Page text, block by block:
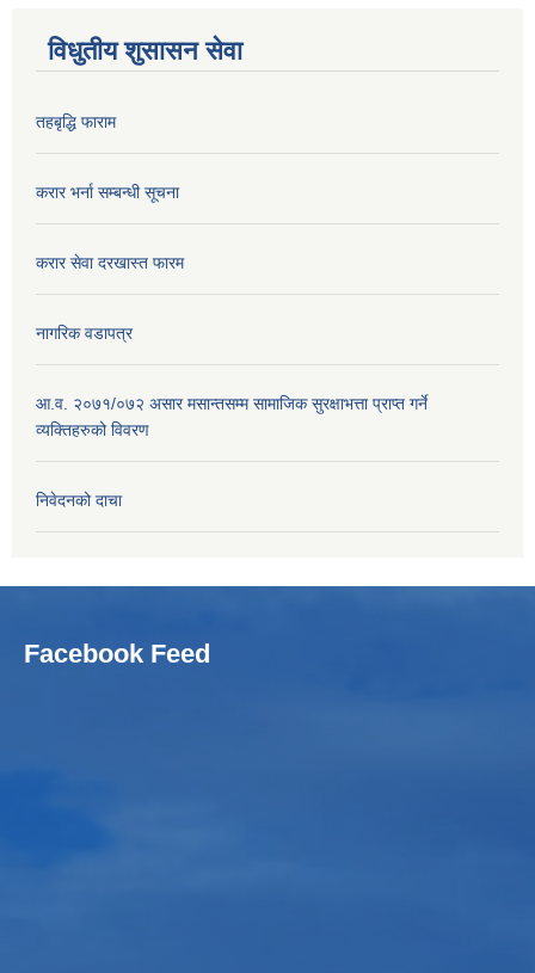
विधुतीय शुसासन सेवा
तहबृद्धि फाराम
करार भर्ना सम्बन्धी सूचना
करार सेवा दरखास्त फारम
नागरिक वडापत्र
आ.व. २०७१/०७२ असार मसान्तसम्म सामाजिक सुरक्षाभत्ता प्राप्त गर्ने
व्यक्तिहरुको विवरण
निवेदनको दाचा
Facebook Feed